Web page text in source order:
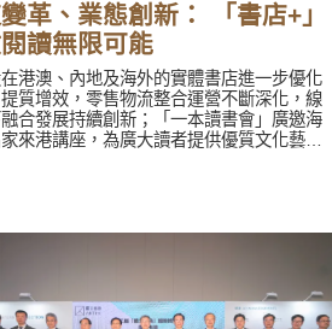
革、業態創新： 「書店+」
讀無限可能
港澳、內地及海外的實體書店進一步優化
質增效，零售物流整合運營不斷深化，線
融合發展持續創新；「一本讀書會」廣邀海
來港講座，為廣大讀者提供優質文化藝術
傳播中華文明；首次評選年度店長及店員，
火相傳注入活力。